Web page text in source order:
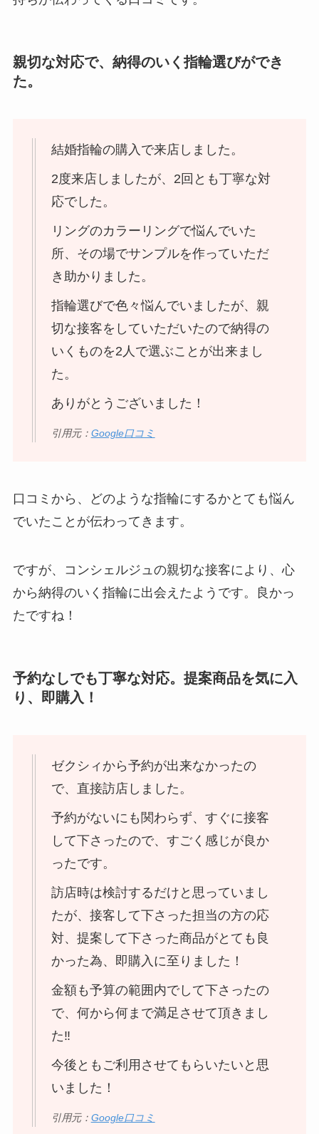
親切な対応で、納得のいく指輪選びができ
た。
結婚指輪の購入で来店しました。
2度来店しましたが、2回とも丁寧な対
応でした。
リングのカラーリングで悩んでいた
所、その場でサンプルを作っていただ
き助かりました。
指輪選びで色々悩んでいましたが、親
切な接客をしていただいたので納得の
いくものを2人で選ぶことが出来まし
た。
ありがとうございました！
引用元： Google口コミ
口コミから、どのような指輪にするかとても悩ん
でいたことが伝わってきます。
ですが、コンシェルジュの親切な接客により、心
から納得のいく指輪に出会えたようです。良かっ
たですね！
予約なしでも丁寧な対応。提案商品を気に入
り、即購入！
ゼクシィから予約が出来なかったの
で、直接訪店しました。
予約がないにも関わらず、すぐに接客
して下さったので、すごく感じが良か
ったです。
訪店時は検討するだけと思っていまし
たが、接客して下さった担当の方の応
対、提案して下さった商品がとても良
かった為、即購入に至りました！
金額も予算の範囲内でして下さったの
で、何から何まで満足させて頂きまし
た‼︎
今後ともご利用させてもらいたいと思
いました！
引用元： Google口コミ